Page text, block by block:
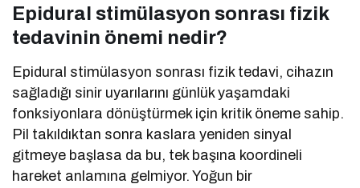
Epidural stimülasyon sonrası fizik
tedavinin önemi nedir?
Epidural stimülasyon sonrası fizik tedavi, cihazın
sağladığı sinir uyarılarını günlük yaşamdaki
fonksiyonlara dönüştürmek için kritik öneme sahip.
Pil takıldıktan sonra kaslara yeniden sinyal
gitmeye başlasa da bu, tek başına koordineli
hareket anlamına gelmiyor. Yoğun bir